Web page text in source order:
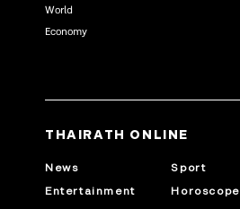
World
Economy
THAIRATH ONLINE
News
Sport
Entertainment
Horoscope